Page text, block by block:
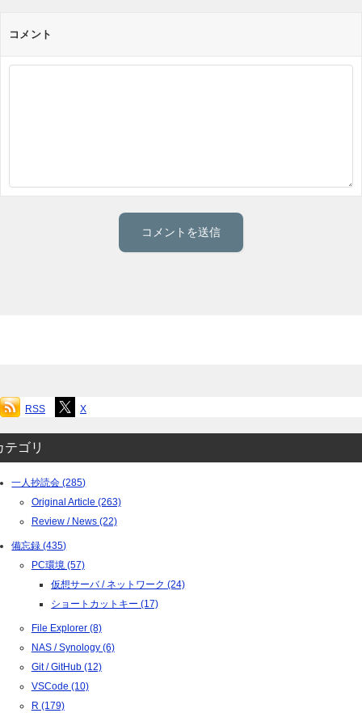
コメント
RSS X
テゴリ
一人抄読会 (285)
Original Article (263)
Review / News (22)
備忘録 (435)
PC環境 (57)
仮想サーバ / ネットワーク (24)
ショートカットキー (17)
File Explorer (8)
NAS / Synology (6)
Git / GitHub (12)
VSCode (10)
R (179)